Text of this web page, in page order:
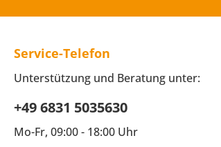
Service-Telefon
Unterstützung und Beratung unter:
+49 6831 5035630
Mo-Fr, 09:00 - 18:00 Uhr